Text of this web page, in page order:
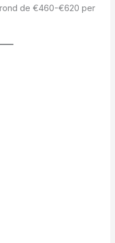
de €460-€620 per